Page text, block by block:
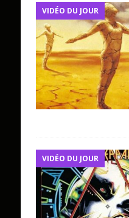
VIDÉO DU JOUR
VIDÉO DU JOUR